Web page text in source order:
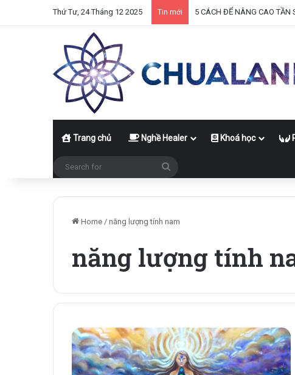
Thứ Tư, 24 Tháng 12 2025 Tin mới 5 CÁCH ĐỂ NÂNG CAO TẦN
Trang chủ Nghề Healer Khoá học
Home / năng lượng tính nam
năng lượng tính